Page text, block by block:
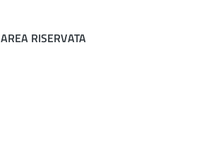
AREA RISERVATA